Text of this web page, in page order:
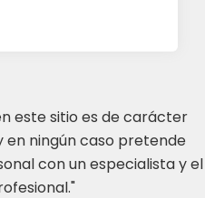
este sitio es de carácter
ningún caso pretende
con un especialista y el